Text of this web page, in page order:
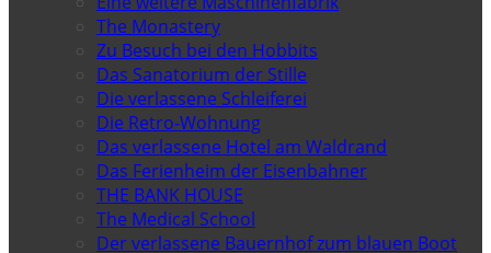
The Monastery
Zu Besuch bei den Hobbits
Das Sanatorium der Stille
Die verlassene Schleiferei
Die Retro-Wohnung
Das verlassene Hotel am Waldrand
Das Ferienheim der Eisenbahner
THE BANK HOUSE
The Medical School
Der verlassene Bauernhof zum blauen Boot